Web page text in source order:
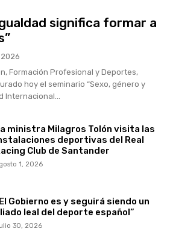
significa formar a
Formación Profesional y Deportes,
hoy el seminario “Sexo, género y
Internacional...
ministra Milagros Tolón visita las
deportivas del Real
Club de Santander
1, 2026
Gobierno es y seguirá siendo un
leal del deporte español”
30, 2026